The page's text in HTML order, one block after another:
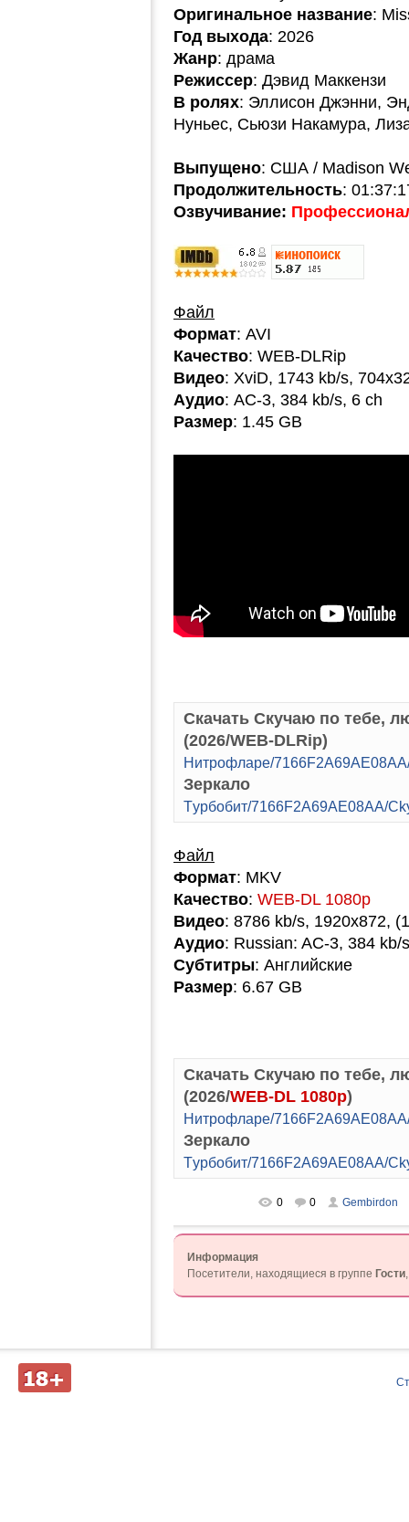
Оригинальное название:
Год выхода: 2026
Жанр: драма
Режиссер: Дэвид Маккензи
В ролях: Эллисон Джэнни,
Нуньес, Сьюзи Накамура,
Выпущено: США / Madison
Продолжительность:
Озвучивание:
Файл
Формат: AVI
Качество: WEB-DLRip
Видео: XviD, 1743 kb/s,
Аудио: AC-3, 384 kb/s, 6 ch
Размер: 1.45 GB
Скачать Скучаю по тебе,
(2026/WEB-DLRip)
Hитpoфлape/
Зеркало
Tуpбoбит/7166F2A69AE08AA/
Файл
Формат: MKV
Качество: WEB-DL 1080p
Видео: 8786 kb/s, 1920x872,
Аудио: Russian: AC-3, 384
Субтитры: Английские
Размер: 6.67 GB
Скачать Скучаю по тебе,
(2026/WEB-DL 1080p)
Hитpoфлape/
Зеркало
Tуpбoбит/7166F2A69AE08AA/
0 0 Gembirdon
Информация
Посетители, находящиеся в группе Гости